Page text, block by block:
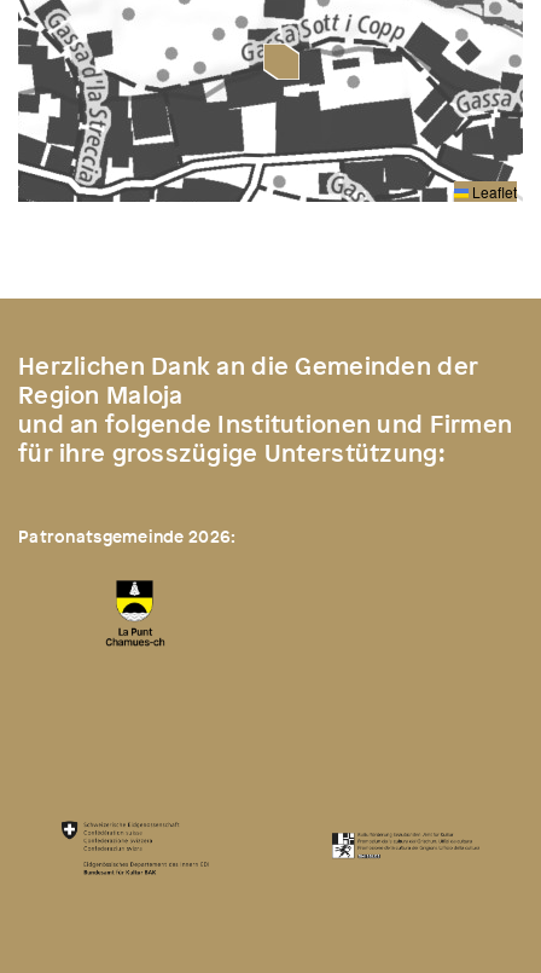
Leaflet
Herzlichen Dank an die Gemeinden der
Region Maloja
und an folgende Institutionen und Firmen
für ihre grosszügige Unterstützung:
Patronatsgemeinde 2026: